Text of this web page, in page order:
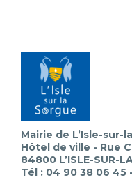
Mairie de L’Isle-sur-
Hôtel de ville - Rue
84800 L’ISLE-SUR-
Tél : 04 90 38 06 45